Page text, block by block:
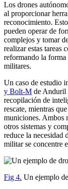
Los drones
al proporcionar
reconocimiento.
pueden operar de
complejos y tomar
realizar estas tareas
reformando la forma
militares.
Un caso de estudio
y Bolt-M de Anduril
recopilación de
rescate, mientras
municiones. Ambos
otros sistemas y
reduce la necesidad
militar se concentre
Fig 4. Un ejemplo